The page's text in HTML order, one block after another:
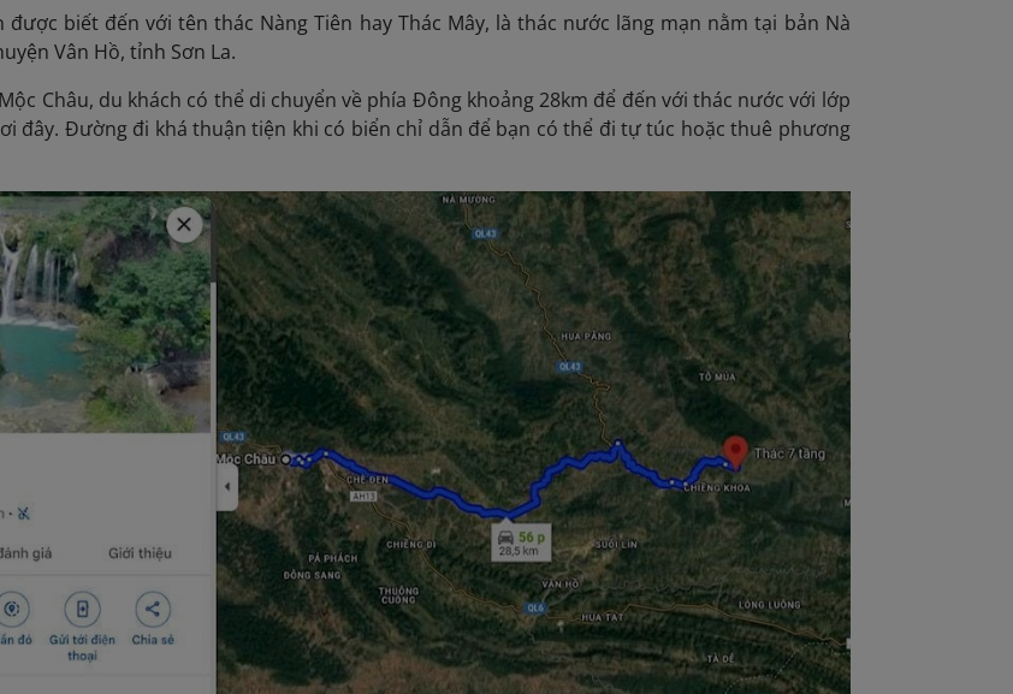
được biết đến với tên thác Nàng Tiên hay Thác Mây, là thác nước lãng mạn nằm tại bản Nà
Vân Hồ, tỉnh Sơn La.
Châu, du khách có thể di chuyển về phía Đông khoảng 28km để đến với thác nước với lớp
đây. Đường đi khá thuận tiện khi có biển chỉ dẫn để bạn có thể đi tự túc hoặc thuê phương